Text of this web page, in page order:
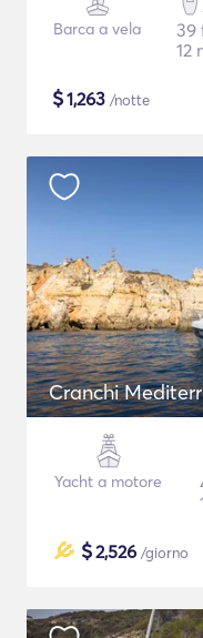
Barca a vela
39
12
$1,263 /notte
Cranchi
Yacht a motore
$2,526 /giorno